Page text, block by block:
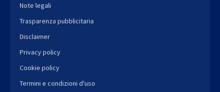
Note legali
Trasparenza pubblicitaria
Disclaimer
Privacy policy
Cookie policy
Termini e condizioni d'uso